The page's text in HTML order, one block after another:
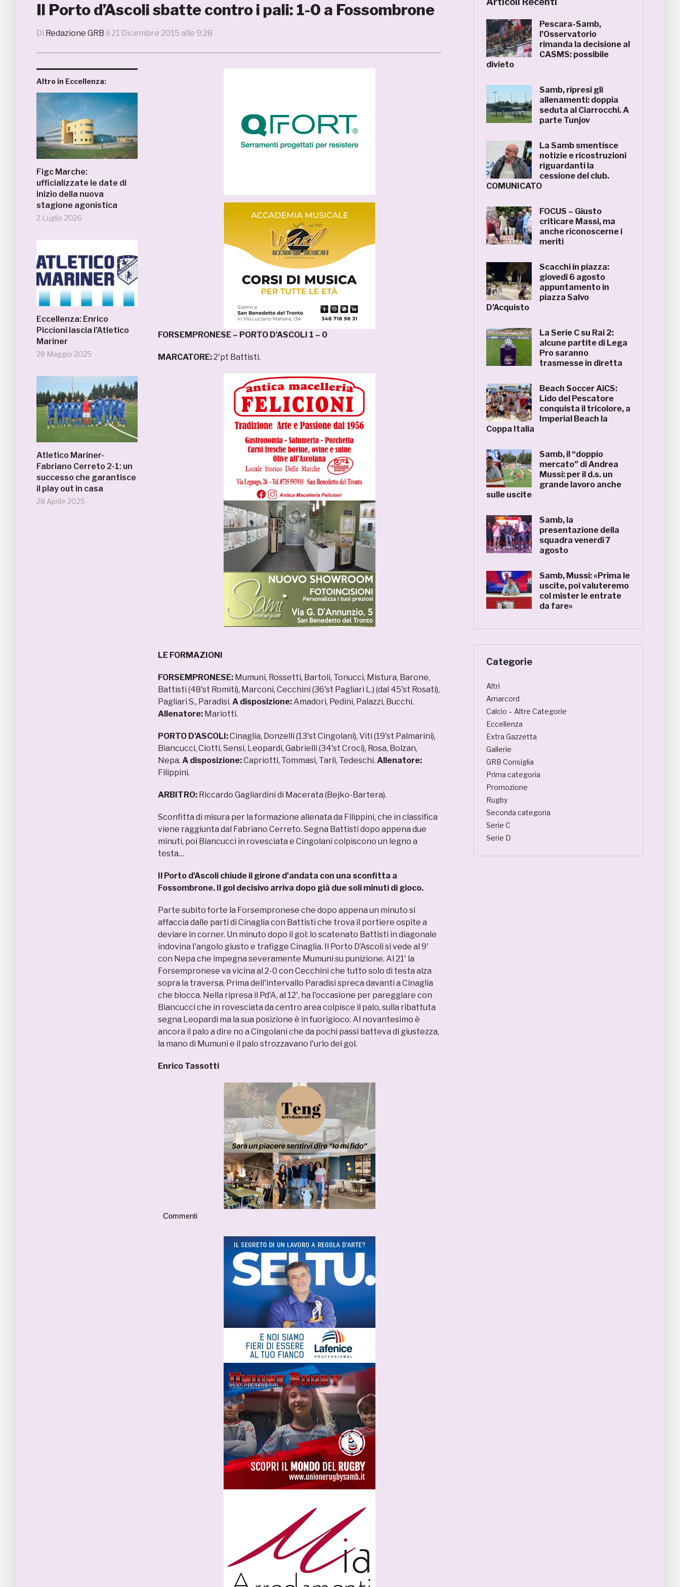
Il Porto d’Ascoli sbatte contro i pali: 1-0 a Fossombrone
Di Redazione GRB il 21 Dicembre 2015 alle 9:28
Altro in Eccellenza:
Figc Marche:
ufficializzate le date di
inizio della nuova
stagione agonistica
2 Luglio 2026
Eccellenza: Enrico
Piccioni lascia l’Atletico
Mariner
28 Maggio 2025
Atletico Mariner-
Fabriano Cerreto 2-1: un
successo che garantisce
il play out in casa
28 Aprile 2025
FORSEMPRONESE – PORTO D'ASCOLI 1 – 0
MARCATORE:2'pt Battisti.
LE FORMAZIONI
FORSEMPRONESE: Mumuni, Rossetti, Bartoli, Tonucci, Mistura, Barone,
Battisti (48'st Romiti), Marconi, Cecchini (36'st Pagliari L.) (dal 45'st Rosati),
Pagliari S., Paradisi. A disposizione:Amadori, Pedini, Palazzi, Bucchi.
Allenatore: Mariotti.
PORTO D'ASCOLI:Cinaglia, Donzelli (13'st Cingolani), Viti (19'st Palmarini),
Biancucci, Ciotti, Sensi, Leopardi, Gabrielli (34'st Croci), Rosa, Bolzan,
Nepa. A disposizione:Capriotti, Tommasi, Tarli, Tedeschi. Allenatore:
Filippini.
ARBITRO: Riccardo Gagliardini di Macerata (Bejko-Bartera).
Sconfitta di misura per la formazione allenata da Filippini, che in classifica
viene raggiunta dal Fabriano Cerreto. Segna Battisti dopo appena due
minuti, poi Biancucci in rovesciata e Cingolani colpiscono un legno a
testa…
Il Porto d'Ascoli chiude il girone d'andata con una sconfitta a
Fossombrone. Il gol decisivo arriva dopo già due soli minuti di gioco.
Parte subito forte la Forsempronese che dopo appena un minuto si
affaccia dalle parti di Cinaglia con Battisti che trova il portiere ospite a
deviare in corner. Un minuto dopo il gol: lo scatenato Battisti in diagonale
indovina l'angolo giusto e trafigge Cinaglia. Il Porto D’Ascoli si vede al 9'
con Nepa che impegna severamente Mumuni su punizione. Al 21' la
Forsempronese va vicina al 2-0 con Cecchini che tutto solo di testa alza
sopra la traversa. Prima dell'intervallo Paradisi spreca davanti a Cinaglia
che blocca. Nella ripresa il Pd'A, al 12', ha l'occasione per pareggiare con
Biancucci che in rovesciata da centro area colpisce il palo, sulla ribattuta
segna Leopardi ma la sua posizione è in fuorigioco. Al novantesimo è
ancora il palo a dire no a Cingolani che da pochi passi batteva di giustezza,
la mano di Mumuni e il palo strozzavano l'urlo del gol.
Enrico Tassotti
Commenti
Pescara-Samb,
l’Osservatorio
rimanda la decisione al
CASMS: possibile
divieto
Samb, ripresi gli
allenamenti: doppia
seduta al Ciarrocchi. A
parte Tunjov
La Samb smentisce
notizie e ricostruzioni
riguardanti la
cessione del club.
COMUNICATO
FOCUS – Giusto
criticare Massi, ma
anche riconoscerne i
meriti
Scacchi in piazza:
giovedì 6 agosto
appuntamento in
piazza Salvo
D’Acquisto
La Serie C su Rai 2:
alcune partite di Lega
Pro saranno
trasmesse in diretta
Beach Soccer AiCS:
Lido del Pescatore
conquista il tricolore, a
Imperial Beach la
Coppa Italia
Samb, il “doppio
mercato” di Andrea
Mussi: per il d.s. un
grande lavoro anche
sulle uscite
Samb, la
presentazione della
squadra venerdì 7
agosto
Samb, Mussi: «Prima le
uscite, poi valuteremo
col mister le entrate
da fare»
Categorie
Altri
Amarcord
Calcio – Altre Categorie
Eccellenza
Extra Gazzetta
Gallerie
GRB Consiglia
Prima categoria
Promozione
Rugby
Seconda categoria
Serie C
Serie D